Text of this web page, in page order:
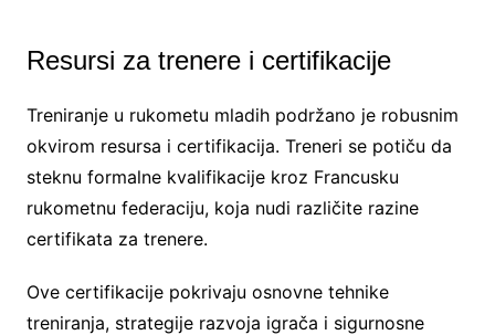
Resursi za trenere i certifikacije
Treniranje u rukometu mladih podržano je robusnim
okvirom resursa i certifikacija. Treneri se potiču da
steknu formalne kvalifikacije kroz Francusku
rukometnu federaciju, koja nudi različite razine
certifikata za trenere.
Ove certifikacije pokrivaju osnovne tehnike
treniranja, strategije razvoja igrača i sigurnosne